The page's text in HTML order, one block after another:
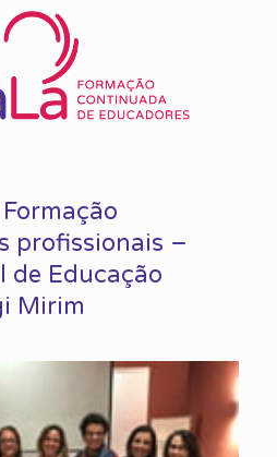
profissionais –
de Educação
Mirim